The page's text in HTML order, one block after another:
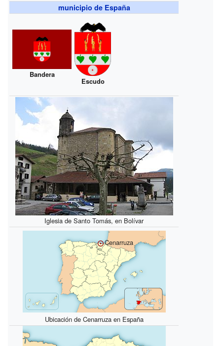
municipio de España
Bandera
Escudo
Iglesia de Santo Tomás, en Bolívar
Cenarruza
Ubicación de Cenarruza en España